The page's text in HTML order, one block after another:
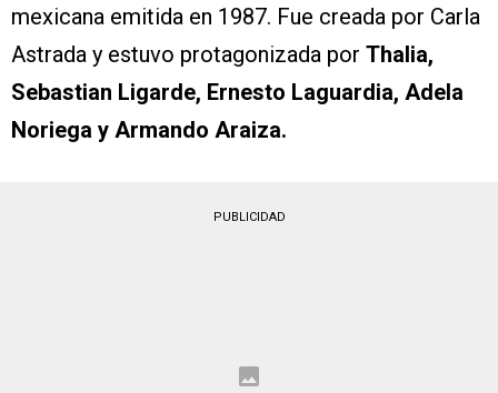
mexicana emitida en 1987. Fue creada por Carla
Astrada y estuvo protagonizada por Thalia,
Sebastian Ligarde, Ernesto Laguardia, Adela
Noriega y Armando Araiza.
PUBLICIDAD